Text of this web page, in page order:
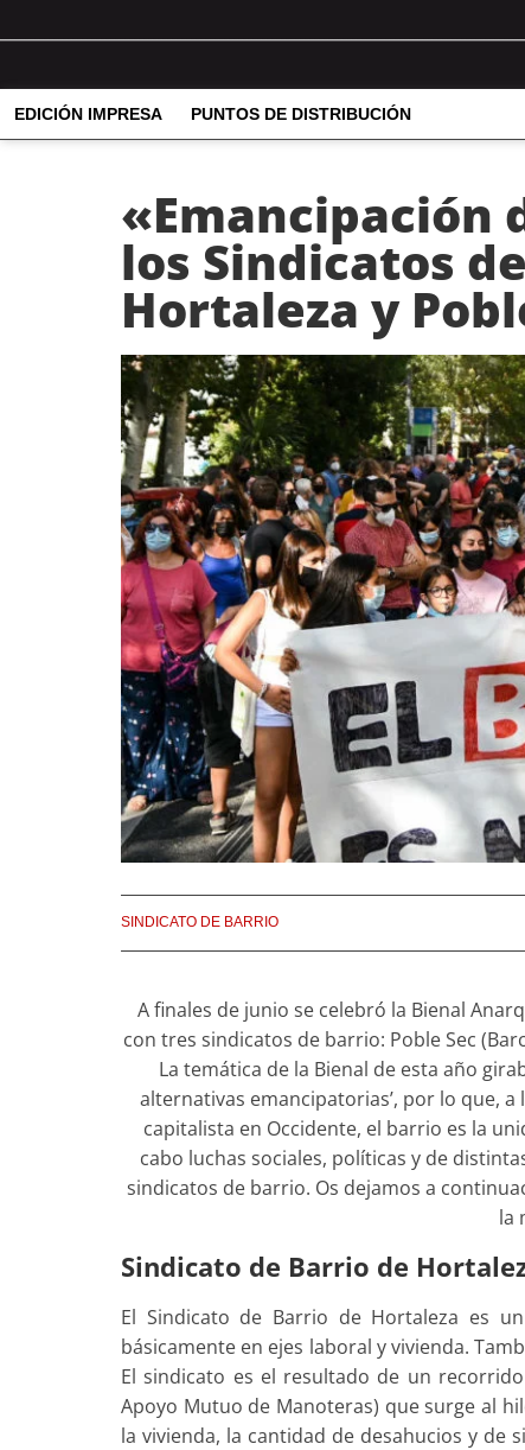
EDICIÓN IMPRESA PUNTOS DE DISTRIBUCIÓN
«Emancipación
los Sindicatos
Hortaleza y
SINDICATO DE BARRIO
A finales de junio se celebró la Bienal
con tres sindicatos de barrio: Poble Sec
La temática de la Bienal de esta año
alternativas emancipatorias’, por lo que,
capitalista en Occidente, el barrio es la
cabo luchas sociales, políticas y de
sindicatos de barrio. Os dejamos a
la
Sindicato de Barrio de
El Sindicato de Barrio de Hortaleza es
básicamente en ejes laboral y vivienda.
El sindicato es el resultado de un
Apoyo Mutuo de Manoteras) que surge al
la vivienda, la cantidad de desahucios y de